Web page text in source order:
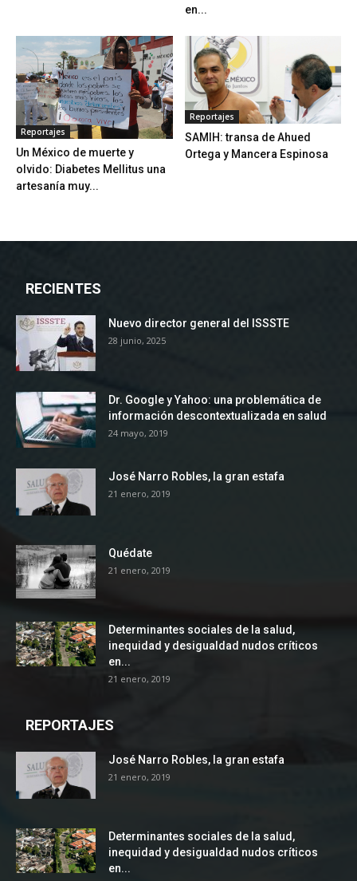
en...
Reportajes
Un México de muerte y
olvido: Diabetes Mellitus una
artesanía muy...
Reportajes
SAMIH: transa de Ahued
Ortega y Mancera Espinosa
RECIENTES
Nuevo director general del ISSSTE
28 junio, 2025
Dr. Google y Yahoo: una problemática de
información descontextualizada en salud
24 mayo, 2019
José Narro Robles, la gran estafa
21 enero, 2019
Quédate
21 enero, 2019
Determinantes sociales de la salud,
inequidad y desigualdad nudos críticos
en...
21 enero, 2019
REPORTAJES
José Narro Robles, la gran estafa
21 enero, 2019
Determinantes sociales de la salud,
inequidad y desigualdad nudos críticos
en...